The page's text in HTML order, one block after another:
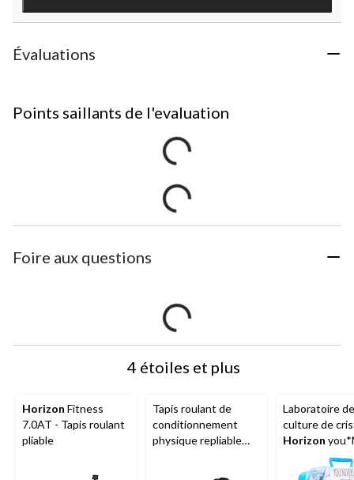
Évaluations
Points saillants de l'evaluation
Foire aux questions
4 étoiles et plus
Horizon Fitness
7.0AT - Tapis roulant
pliable
Tapis roulant de
conditionnement
physique repliable
Laboratoire de
culture de
Horizon
Ultimate,